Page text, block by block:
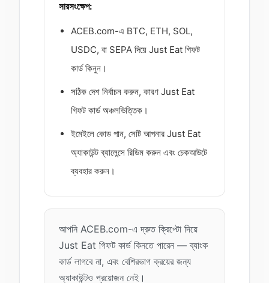
সারসংক্ষেপ:
ACEB.com-এ BTC, ETH, SOL,
USDC, বা SEPA দিয়ে Just Eat গিফট
কার্ড কিনুন।
সঠিক দেশ নির্বাচন করুন, কারণ Just Eat
গিফট কার্ড অঞ্চলভিত্তিক।
ইমেইলে কোড পান, সেটি আপনার Just Eat
অ্যাকাউন্ট ব্যালেন্সে রিডিম করুন এবং চেকআউটে
ব্যবহার করুন।
আপনি ACEB.com-এ দ্রুত ক্রিপ্টো দিয়ে
Just Eat গিফট কার্ড কিনতে পারেন — ব্যাংক
কার্ড লাগবে না, এবং বেশিরভাগ ক্রয়ের জন্য
অ্যাকাউন্টও প্রয়োজন নেই।